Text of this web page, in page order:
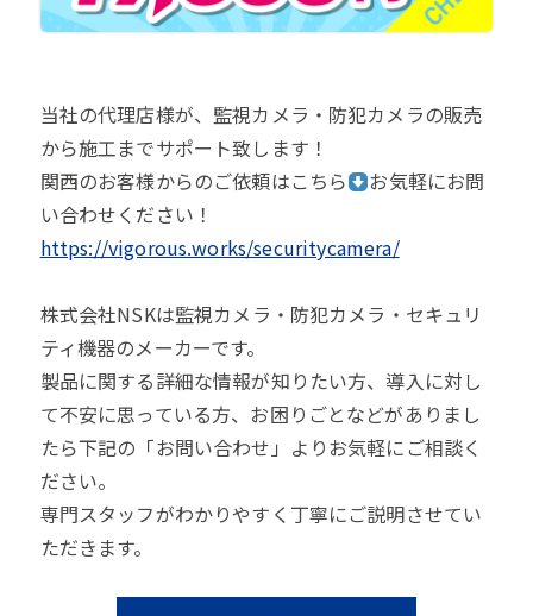
当社の代理店様が、監視カメラ・防犯カメラの販売
から施工までサポート致します！
関西のお客様からのご依頼はこちら
お気軽にお問
い合わせください！
https://vigorous.works/securitycamera/
株式会社NSKは監視カメラ・防犯カメラ・セキュリ
ティ機器のメーカーです。
製品に関する詳細な情報が知りたい方、導入に対し
て不安に思っている方、お困りごとなどがありまし
たら下記の「お問い合わせ」よりお気軽にご相談く
ださい。
専門スタッフがわかりやすく丁寧にご説明させてい
ただきます。